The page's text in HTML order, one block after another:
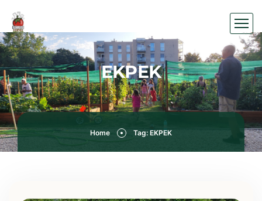
EKPEK
Home Tag: EKPEK